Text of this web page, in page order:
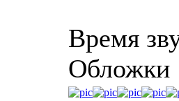
Время
Обложки